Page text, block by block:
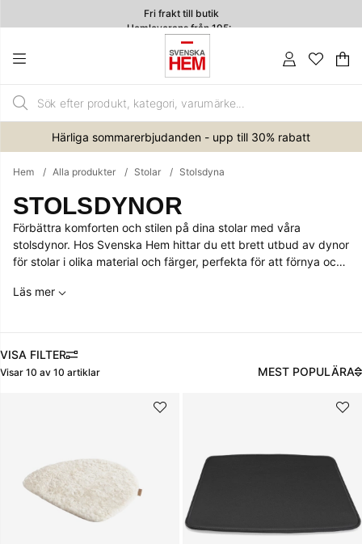
Fri frakt till butik
Hemleverans från 195:-
4.7
.
Härliga sommarerbjudanden - upp till 30% rabatt
Hem Alla produkter Stolar Stolsdyna
STOLSDYNOR
Förbättra komforten och stilen på dina stolar med våra
stolsdynor. Hos Svenska Hem hittar du ett brett utbud av dynor
för stolar i olika material och färger, perfekta för att förnya och
Läs mer
FILTRERA
Visar 10 av 10 artiklar MEST POPULÄRA